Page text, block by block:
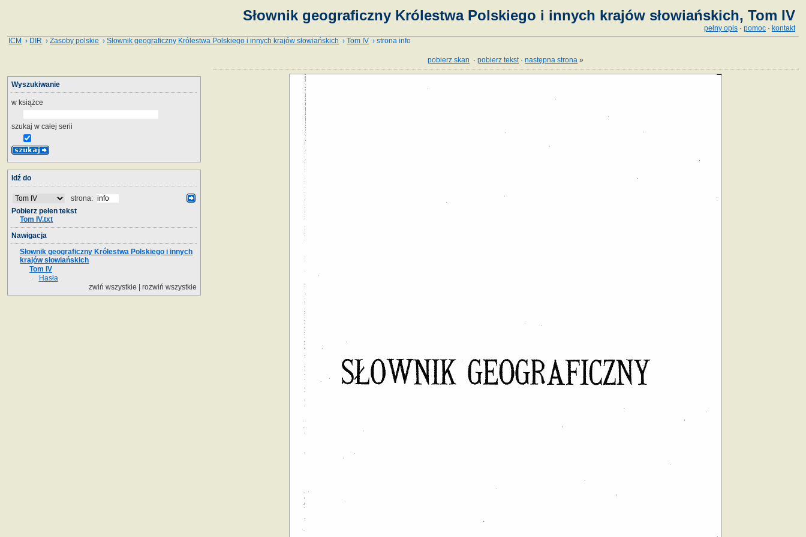
Słownik geograficzny Królestwa Polskiego i innych krajów słowiańskich, Tom IV
pełny opis · pomoc · kontakt
ICM › DIR ›Zasoby polskie ›Słownik geograficzny Królestwa Polskiego i innych krajów słowiańskich ›Tom IV › strona info
pobierz skan ·pobierz tekst·następna strona »
Wyszukiwanie
w książce
szukaj w całej serii
Idź do
strona:
Pobierz pełen tekst
Tom IV.txt
Nawigacja
Słownik geograficzny Królestwa Polskiego i innych
krajów słowiańskich
Tom IV
Hasła
zwiń wszystkie |rozwiń wszystkie